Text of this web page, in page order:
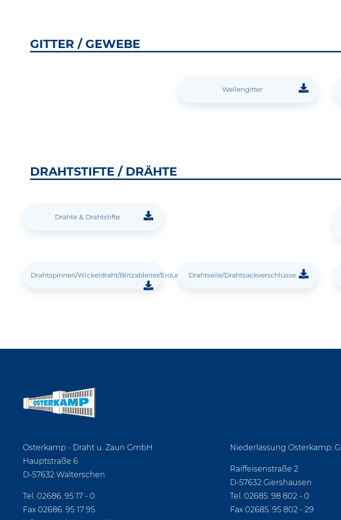
GITTER / GEWEBE
Wellengitter
DRAHTSTIFTE / DRÄHTE
Drähte & Drahtstifte
Drahtspinnen/Wickeldraht/Blitzableiter/ErdungsbandDrahtseile/Drahtsackverschlüsse
Osterkamp - Draht u. Zaun GmbH
Hauptstraße 6
D-57632 Walterschen
Tel. 02686. 95 17 - 0
Fax 02686. 95 17 95
Niederlassung Osterkamp:
Raiffeisenstraße 2
D-57632 Giershausen
Tel. 02685. 98 802 - 0
Fax 02685. 95 802 - 29